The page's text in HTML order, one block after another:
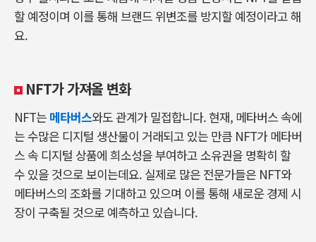
할 예정이며 이를 통해 브랜드 위변조를 방지할 예정이라고 해
요.
NFT가 가져올 변화
NFT는 메타버스와도 관계가 밀접합니다. 현재, 메타버스 속에
는 수많은 디지털 생산물이 거래되고 있는 만큼 NFT가 메타버
스 속 디지털 상품에 희소성을 부여하고 소유권을 명확히 할
수 있을 것으로 보이는데요. 실제로 많은 전문가들은 NFT와
메타버스의 조화를 기대하고 있으며 이를 통해 새로운 경제 시
장이 구축될 것으로 예측하고 있습니다.